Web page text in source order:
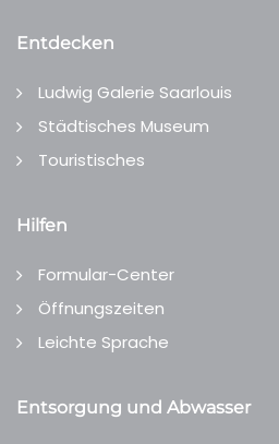
Entdecken
Ludwig Galerie Saarlouis
Städtisches Museum
Touristisches
Hilfen
Formular-Center
Öffnungszeiten
Leichte Sprache
Entsorgung und Abwasser